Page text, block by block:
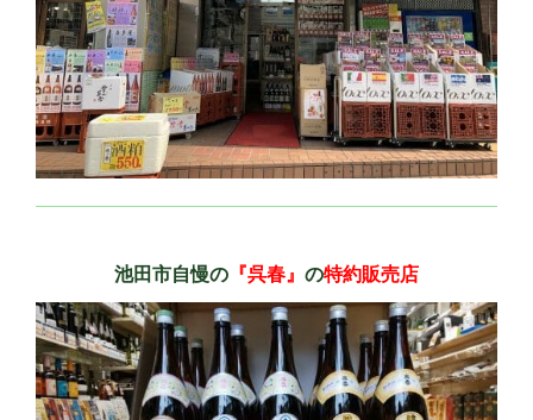
池田市自慢の 『呉春』 の特約販売店